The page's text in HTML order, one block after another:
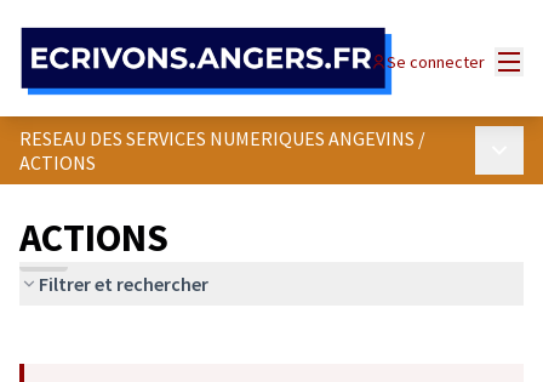
Se connecter
RESEAU DES SERVICES NUMERIQUES ANGEVINS /
ACTIONS
ACTIONS
Filtrer et rechercher